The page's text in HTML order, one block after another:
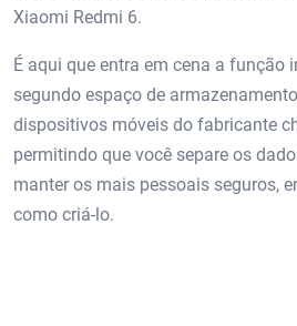
Xiaomi Redmi 6.
É aqui que entra em cena a função
segundo espaço de
dispositivos móveis do fabricante
permitindo que você separe os
manter os mais pessoais seguros,
como criá-lo.